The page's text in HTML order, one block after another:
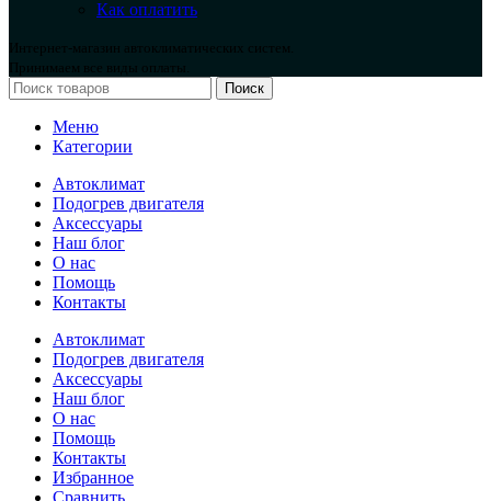
Как оплатить
Интернет-магазин автоклиматических систем.
Принимаем все виды оплаты.
Поиск
Меню
Категории
Автоклимат
Подогрев двигателя
Аксессуары
Наш блог
О нас
Помощь
Контакты
Автоклимат
Подогрев двигателя
Аксессуары
Наш блог
О нас
Помощь
Контакты
Избранное